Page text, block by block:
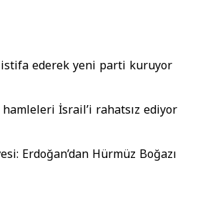
istifa ederek yeni parti kuruyor
İsrail’i rahatsız ediyor
Erdoğan’dan Hürmüz Boğazı